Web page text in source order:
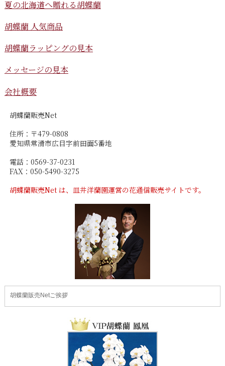
夏の北海道へ贈れる胡蝶蘭
胡蝶蘭 人気商品
胡蝶蘭ラッピングの見本
メッセージの見本
会社概要
胡蝶蘭販売Net
住所：〒479-0808
愛知県常滑市広目字前田面5番地
電話：0569-37-0231
FAX：050-5490-3275
胡蝶蘭販売Net は、皿井洋蘭園運営の花通信販売サイトです。
胡蝶蘭販売Netご挨拶